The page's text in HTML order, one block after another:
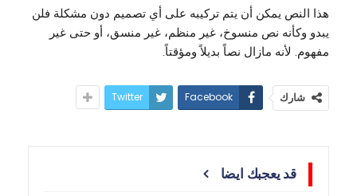
هذا النص يمكن أن يتم تركيبه على أي تصميم دون مشكلة فلن
يبدو وكأنه نص منسوخ، غير منظم، غير منسق، أو حتى غير
مفهوم. لأنه مازال نصاً بديلاً ومؤقتاً.
شارك Facebook
Twitter
قد يعجبك ايضا